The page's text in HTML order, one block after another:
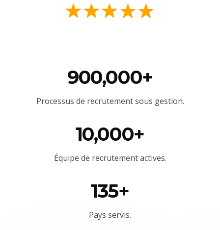
900,000+
Processus de recrutement sous gestion.
10,000+
Équipe de recrutement actives.
135+
Pays servis.